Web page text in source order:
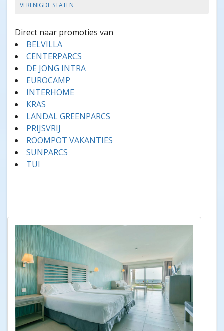
VERENIGDE STATEN
Direct naar promoties van
BELVILLA
CENTERPARCS
DE JONG INTRA
EUROCAMP
INTERHOME
KRAS
LANDAL GREENPARCS
PRIJSVRIJ
ROOMPOT VAKANTIES
SUNPARCS
TUI